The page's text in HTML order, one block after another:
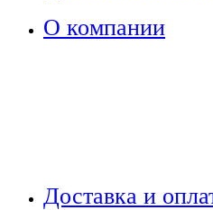
О компании
Доставка и